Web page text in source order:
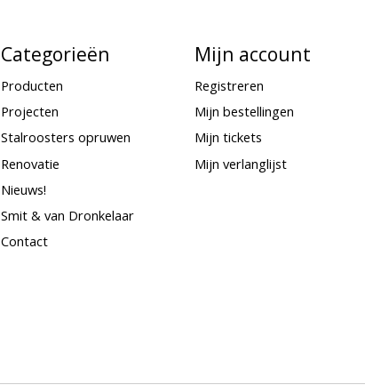
Categorieën
Producten
Projecten
Stalroosters opruwen
Renovatie
Nieuws!
Smit & van Dronkelaar
Contact
Mijn account
Registreren
Mijn bestellingen
Mijn tickets
Mijn verlanglijst